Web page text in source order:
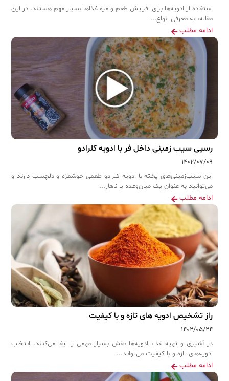
استفاده از ادویه‌ها برای افزایش طعم و مزه غذاها بسیار مهم هستند. در این
مقاله، به معرفی انواع...
ادامه مطلب
۱۴۰۲/۰۷/۰۹
رسپی سیب زمینی داخل فر با ادویه کلرادو
این سیب‌زمینی‌های پخته با ادویه کلرادو طعمی خوشمزه و دلچسب دارند و
می‌توانید به عنوان یک میان‌وعده یا ناهار...
ادامه مطلب
۱۴۰۲/۰۵/۲۴
راز تشخیص ادویه های تازه و با کیفیت
در آشپزی و تهیه غذا، ادویه‌ها نقش بسیار مهمی را ایفا می‌کنند. انتخاب
ادویه‌های تازه و با کیفیت می‌تواند...
ادامه مطلب